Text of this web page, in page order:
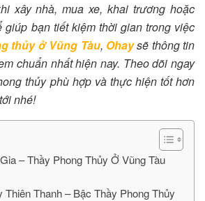
xây nhà, mua xe, khai trương hoặc
giúp bạn tiết kiệm thời gian trong việc
thủy ở Vũng Tàu, Ohaysẽ thông tin
chuẩn nhất hiện nay. Theo dõi ngay
thủy phù hợp và thực hiện tốt hơn
nhé!
– Thầy Phong Thủy Ở Vũng Tàu
Thiên Thanh – Bậc Thầy Phong Thủy